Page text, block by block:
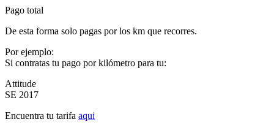
Pago total
De esta forma solo pagas por los km que recorres.
Por ejemplo:
Si contratas tu pago por kilómetro para tu:
Attitude
SE 2017
Encuentra tu tarifa aqui